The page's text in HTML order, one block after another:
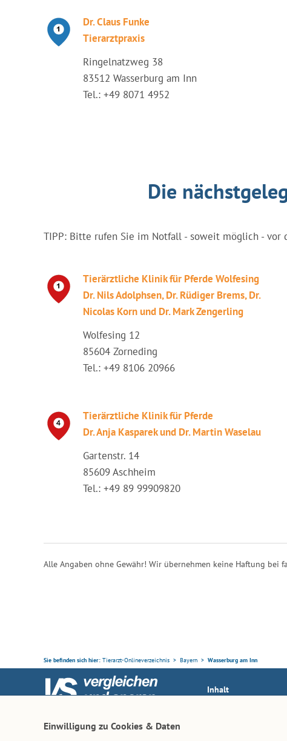
Dr. Claus Funke
Tierarztpraxis
Ringelnatzweg 38
83512 Wasserburg am Inn
Tel.: +49 8071 4952
Die
TIPP: Bitte rufen Sie im Notfall - soweit möglich - vor
Tierärztliche Klinik für Pferde Wolfesing
Dr. Nils Adolphsen, Dr. Rüdiger Brems, Dr.
Nicolas Korn und Dr. Mark Zengerling
Wolfesing 12
85604 Zorneding
Tel.: +49 8106 20966
Tierärztliche Klinik für Pferde
Dr. Anja Kasparek und Dr. Martin Waselau
Gartenstr. 14
85609 Aschheim
Tel.: +49 89 99909820
Alle Angaben ohne Gewähr! Wir übernehmen keine Haftung bei
Sie befinden sich hier: Tierarzt-Onlineverzeichnis Bayern Wasserburg am Inn
Inhalt
Einwilligung zu Cookies & Daten